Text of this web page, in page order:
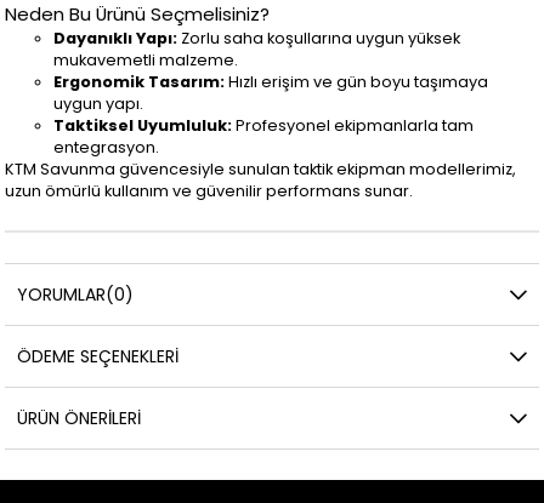
Neden Bu Ürünü Seçmelisiniz?
Dayanıklı Yapı: Zorlu saha koşullarına uygun yüksek
mukavemetli malzeme.
Ergonomik Tasarım:Hızlı erişim ve gün boyu taşımaya
uygun yapı.
Taktiksel Uyumluluk:Profesyonel ekipmanlarla tam
entegrasyon.
KTM Savunma güvencesiyle sunulan taktik ekipman modellerimiz,
uzun ömürlü kullanım ve güvenilir performans sunar.
YORUMLAR(0)
ÖDEME SEÇENEKLERI
ÜRÜN ÖNERILERI